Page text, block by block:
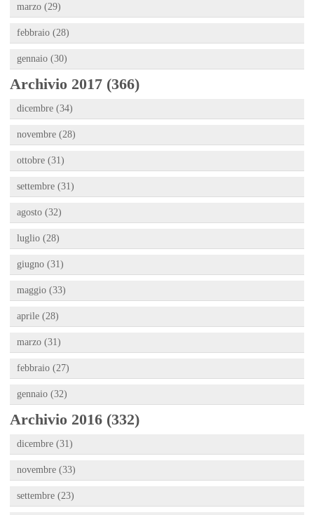
marzo (29)
febbraio (28)
gennaio (30)
Archivio 2017 (366)
dicembre (34)
novembre (28)
ottobre (31)
settembre (31)
agosto (32)
luglio (28)
giugno (31)
maggio (33)
aprile (28)
marzo (31)
febbraio (27)
gennaio (32)
Archivio 2016 (332)
dicembre (31)
novembre (33)
settembre (23)